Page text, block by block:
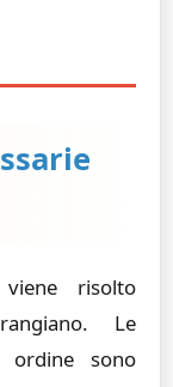
risolto
Le
ordine sono